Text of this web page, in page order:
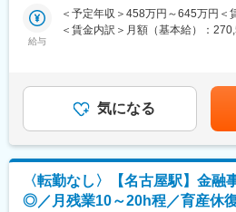
■評価制度：
■中途入社者活躍の職場：
・教育制度も整っているため、ホ
メーカー出身者など異業界からの
景気の変動を受けにくい汎用性の
可能です。
パートローンや不動産担保ローン
し、不動産および融資審査に関す
・融資案件の相談対応、審査、契
・債権管理・回収業務
※社内で役割分担し、連携しなが
（1）融資審査
お客様と面談を通し、勤務状況や
面から融資可否を判断します。不
給与
＜予定年収＞458万円～645万円＜
＜賃金内訳＞月額（基本給）：
給年1回、■賞与年2回（6月、12月
歳 年収572万円／28歳 年収710万
業代実費支給賃金はあくまでも目
上下する可能性があります。月給(
す。
気になる
〈転勤なし〉【名古屋駅】金
◎／月残業10～20h程／育産休